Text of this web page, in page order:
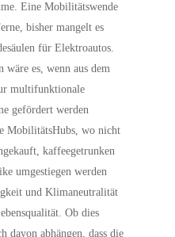
Eine Mobilitätswende
bisher mangelt es
für Elektroautos.
wäre es, wenn aus dem
multifunktionale
gefördert werden
MobilitätsHubs, wo nicht
kaffeegetrunken
umgestiegen werden
und Klimaneutralität
Ob dies
davon abhängen, dass die